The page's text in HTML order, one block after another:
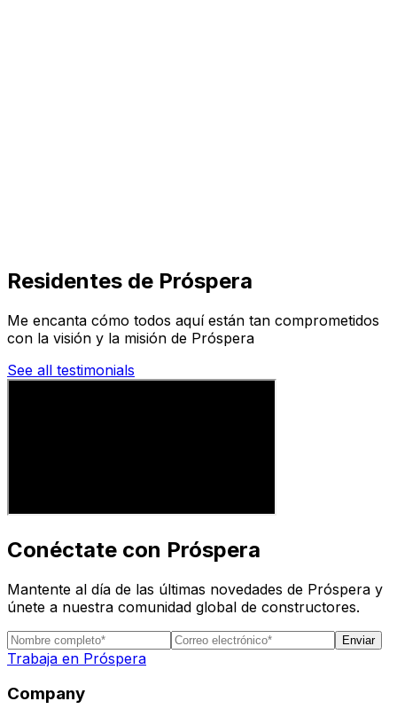
Residentes de Próspera
Me encanta cómo todos aquí están tan comprometidos
con la visión y la misión de Próspera
See all testimonials
Conéctate con Próspera
Mantente al día de las últimas novedades de Próspera y
únete a nuestra comunidad global de constructores.
Enviar
Trabaja en Próspera
Company